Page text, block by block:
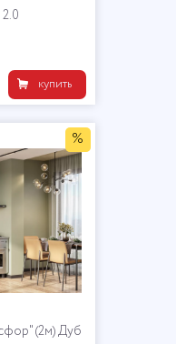
купить
%
(2м) Дуб